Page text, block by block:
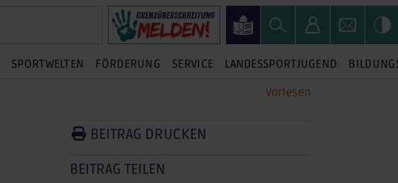
SPORTWELTEN FÖRDERUNG SERVICE LANDESSPORTJUGEND
Vorlesen
BEITRAG DRUCKEN
BEITRAG TEILEN